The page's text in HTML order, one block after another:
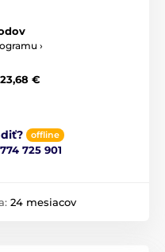
›
€
offline
725 901
24 mesiacov